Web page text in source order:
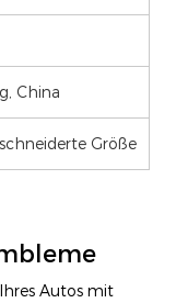
China
Größe
Autos mit